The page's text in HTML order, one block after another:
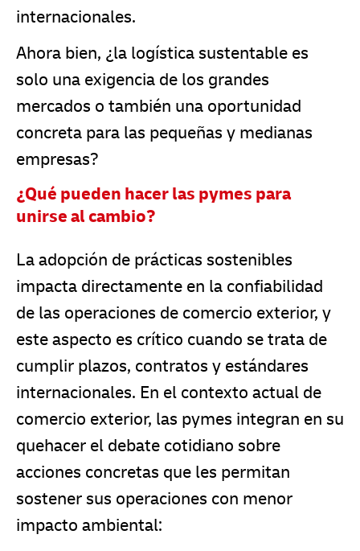
internacionales.
Ahora bien, ¿la logística sustentable es
solo una exigencia de los grandes
mercados o también una oportunidad
concreta para las pequeñas y medianas
empresas?
¿Qué pueden hacer las pymes para
unirse al cambio?
La adopción de prácticas sostenibles
impacta directamente en la confiabilidad
de las operaciones de comercio exterior, y
este aspecto es crítico cuando se trata de
cumplir plazos, contratos y estándares
internacionales. En el contexto actual de
comercio exterior, las pymes integran en su
quehacer el debate cotidiano sobre
acciones concretas que les permitan
sostener sus operaciones con menor
impacto ambiental: